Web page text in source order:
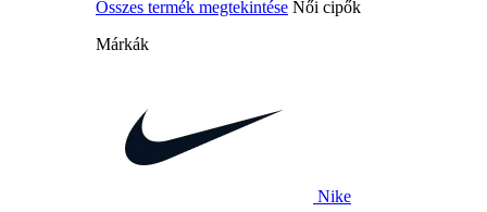
Összes termék megtekintése Női cipők
Márkák
Nike